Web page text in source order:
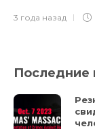
3 года назад
Последние